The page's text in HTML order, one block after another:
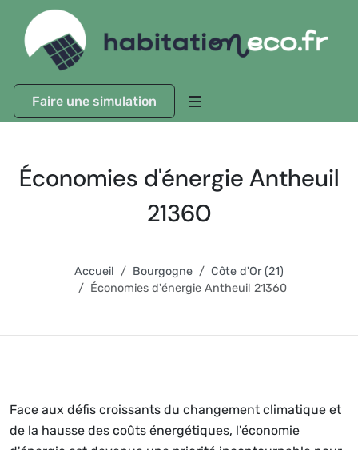
Faire une simulation
Économies d'énergie Antheuil
21360
Accueil Bourgogne
Côte d'Or (21)
Économies d'énergie Antheuil 21360
Face aux défis croissants du changement climatique et
de la hausse des coûts énergétiques, l'économie